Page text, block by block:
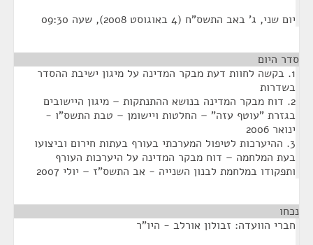
יום שני, ג' באב התשס"ח (4 באוגוסט 2008), שעה 09:30
סדר היום
1. בקשה לחוות דעת מבקר המדינה על מיגון ישיבת ההסדר
בשדרות
2. דוח מבקר המדינה בנושא ההתנתקות – מיגון היישובים
בגזרת "עוטף עזה" – החלטות ויישומן – טבת התשס"ו -
ינואר 2006
3. ההיערכות לטיפול המערכתי בעורף בעתות חירום וביצועו
בעת המלחמה – דוח מבקר המדינה על היערכות העורף
ותפקודו במלחמת לבנון השנייה - אב התשס"ז – יולי 2007
נכחו
חברי הוועדה: זבולון אורלב - היו"ר